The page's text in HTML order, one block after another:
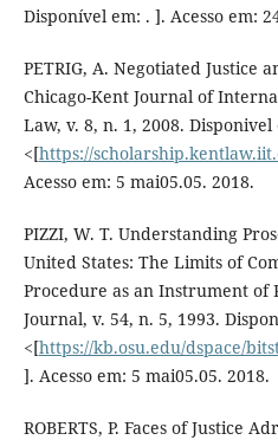
Disponível em: . ]. Acesso em:
PETRIG, A. Negotiated Justice
Chicago-Kent Journal of
Law, v. 8, n. 1, 2008. Disponivel
<[https://
Acesso em: 5 mai05.05. 2018.
PIZZI, W. T. Understanding
United States: The Limits of
Procedure as an Instrument of
Journal, v. 54, n. 5, 1993.
<[https://kb.osu.edu/dspace/
]. Acesso em: 5 mai05.05. 2018.
ROBERTS, P. Faces of Justice